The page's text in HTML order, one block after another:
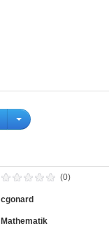
(0)
cgonard
Mathematik